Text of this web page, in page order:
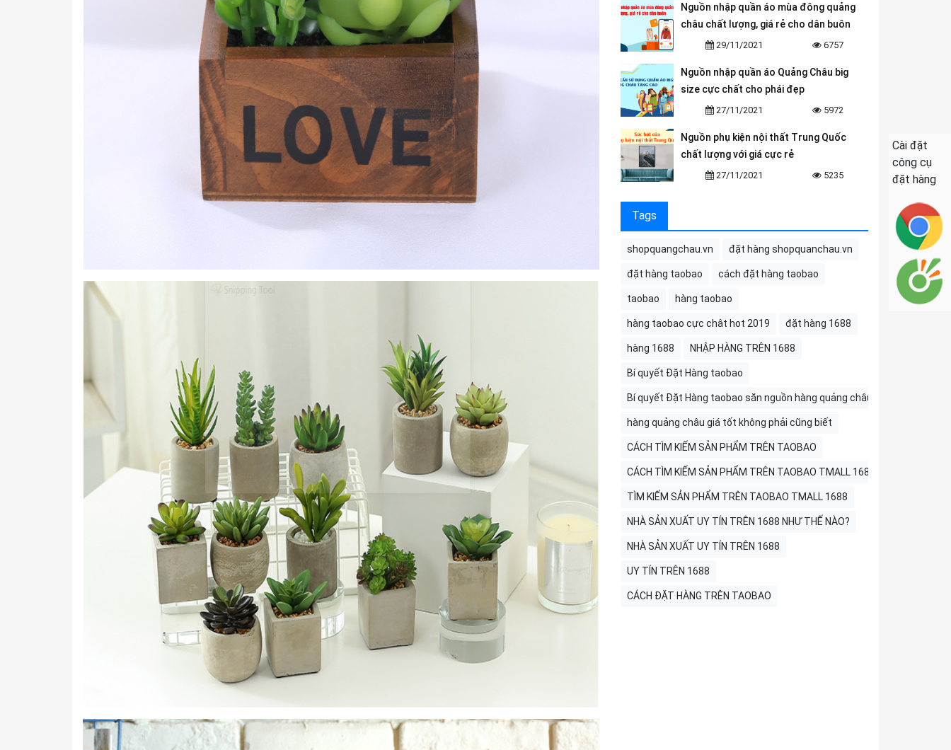
Nguồn nhập quần áo mùa đông quảng
châu chất lượng, giá rẻ cho dân buôn
29/11/2021 6757
Nguồn nhập quần áo Quảng Châu big
size cực chất cho phái đẹp
27/11/2021 5972
Nguồn phụ kiện nội thất Trung Quốc
chất lượng với giá cực rẻ
27/11/2021 5235
Tags
shopquangchau.vn đặt hàng shopquanchau.vn
đặt hàng taobao cách đặt hàng taobao
taobao hàng taobao
hàng taobao cực chât hot 2019 đặt hàng 1688
hàng 1688 NHẬP HÀNG TRÊN 1688
Bí quyết Đặt Hàng taobao
Bí quyết Đặt Hàng taobao săn nguồn hàng quảng châu
hàng quảng châu giá tốt không phải cũng biết
CÁCH TÌM KIẾM SẢN PHẨM TRÊN TAOBAO
CÁCH TÌM KIẾM SẢN PHẨM TRÊN TAOBAO TMALL 1688
TÌM KIẾM SẢN PHẨM TRÊN TAOBAO TMALL 1688
NHÀ SẢN XUẤT UY TÍN TRÊN 1688 NHƯ THẾ NÀO?
NHÀ SẢN XUẤT UY TÍN TRÊN 1688
UY TÍN TRÊN 1688
CÁCH ĐẶT HÀNG TRÊN TAOBAO
Cài đặt
công cụ
đặt hàng